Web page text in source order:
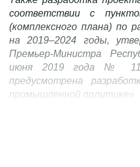
соответствии с
(комплексного плана) по
на 2019–2024 годы,
Премьер-Министра
июня 2019 года №
предусмотрена
промышленной политике»